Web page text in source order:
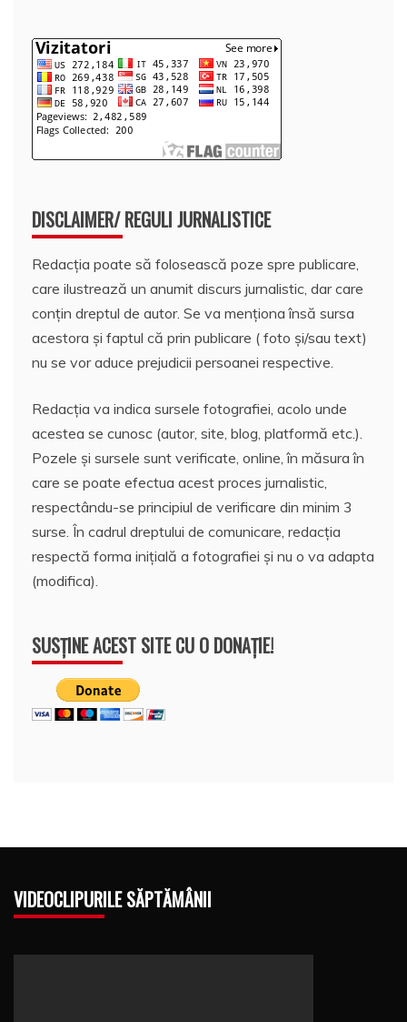
DISCLAIMER/ REGULI JURNALISTICE
Redacția poate să folosească poze spre publicare,
care ilustrează un anumit discurs jurnalistic, dar care
conțin dreptul de autor. Se va menționa însă sursa
acestora și faptul că prin publicare ( foto și/sau text)
nu se vor aduce prejudicii persoanei respective.
Redacția va indica sursele fotografiei, acolo unde
acestea se cunosc (autor, site, blog, platformă etc.).
Pozele și sursele sunt verificate, online, în măsura în
care se poate efectua acest proces jurnalistic,
respectându-se principiul de verificare din minim 3
surse. În cadrul dreptului de comunicare, redacția
respectă forma inițială a fotografiei și nu o va adapta
(modifica).
SUSȚINE ACEST SITE CU O DONAȚIE!
VIDEOCLIPURILE SĂPTĂMÂNII